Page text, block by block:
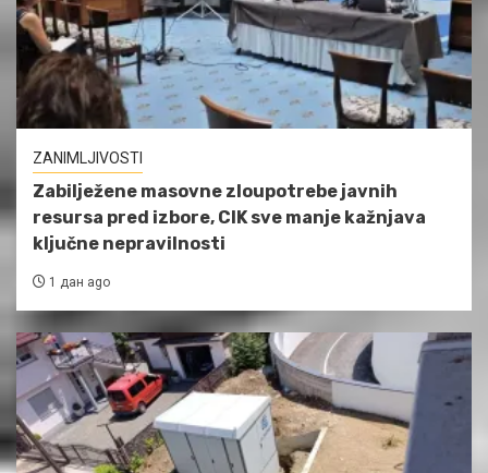
ZANIMLJIVOSTI
Zabilježene masovne zloupotrebe javnih
resursa pred izbore, CIK sve manje kažnjava
ključne nepravilnosti
1 дан ago